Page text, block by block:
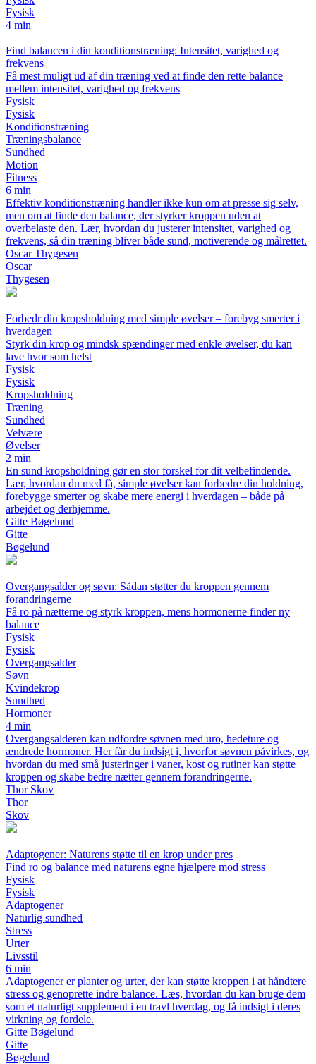
Fysisk
4 min
Find balancen i din konditionstræning: Intensitet, varighed og
frekvens
Få mest muligt ud af din træning ved at finde den rette balance
mellem intensitet, varighed og frekvens
Fysisk
Fysisk
Konditionstræning
Træningsbalance
Sundhed
Motion
Fitness
6 min
Effektiv konditionstræning handler ikke kun om at presse sig selv,
men om at finde den balance, der styrker kroppen uden at
overbelaste den. Lær, hvordan du justerer intensitet, varighed og
frekvens, så din træning bliver både sund, motiverende og målrettet.
Oscar Thygesen
Oscar
Thygesen
Forbedr din kropsholdning med simple øvelser – forebyg smerter i
hverdagen
Styrk din krop og mindsk spændinger med enkle øvelser, du kan
lave hvor som helst
Fysisk
Fysisk
Kropsholdning
Træning
Sundhed
Velvære
Øvelser
2 min
En sund kropsholdning gør en stor forskel for dit velbefindende.
Lær, hvordan du med få, simple øvelser kan forbedre din holdning,
forebygge smerter og skabe mere energi i hverdagen – både på
arbejdet og derhjemme.
Gitte Bøgelund
Gitte
Bøgelund
Overgangsalder og søvn: Sådan støtter du kroppen gennem
forandringerne
Få ro på nætterne og styrk kroppen, mens hormonerne finder ny
balance
Fysisk
Fysisk
Overgangsalder
Søvn
Kvindekrop
Sundhed
Hormoner
4 min
Overgangsalderen kan udfordre søvnen med uro, hedeture og
ændrede hormoner. Her får du indsigt i, hvorfor søvnen påvirkes, og
hvordan du med små justeringer i vaner, kost og rutiner kan støtte
kroppen og skabe bedre nætter gennem forandringerne.
Thor Skov
Thor
Skov
Adaptogener: Naturens støtte til en krop under pres
Find ro og balance med naturens egne hjælpere mod stress
Fysisk
Fysisk
Adaptogener
Naturlig sundhed
Stress
Urter
Livsstil
6 min
Adaptogener er planter og urter, der kan støtte kroppen i at håndtere
stress og genoprette indre balance. Læs, hvordan du kan bruge dem
som et naturligt supplement i en travl hverdag, og få indsigt i deres
virkning og fordele.
Gitte Bøgelund
Gitte
Bøgelund